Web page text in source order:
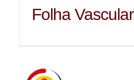
Folha